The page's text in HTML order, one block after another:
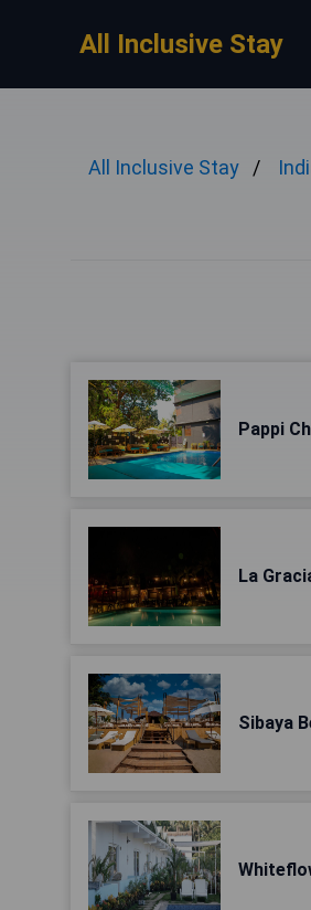
All Inclusive Stay
All Inclusive Stay
Pappi
La
Sibaya